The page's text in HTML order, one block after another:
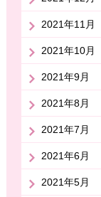
2021年11月
2021年10月
2021年9月
2021年8月
2021年7月
2021年6月
2021年5月